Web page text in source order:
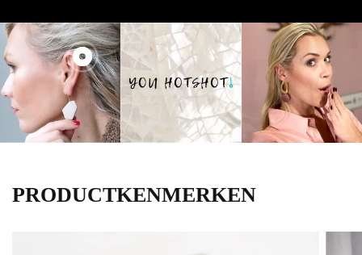
PRODUCTKENMERKEN